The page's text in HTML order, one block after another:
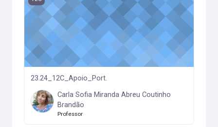
23.24_12C_Apoio_Port.
Carla Sofia Miranda Abreu Coutinho
Brandão
Professor